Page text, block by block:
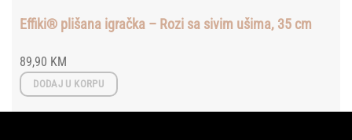
Effiki® plišana igračka – Rozi sa sivim ušima, 35 cm
89,90 KM
DODAJ U KORPU